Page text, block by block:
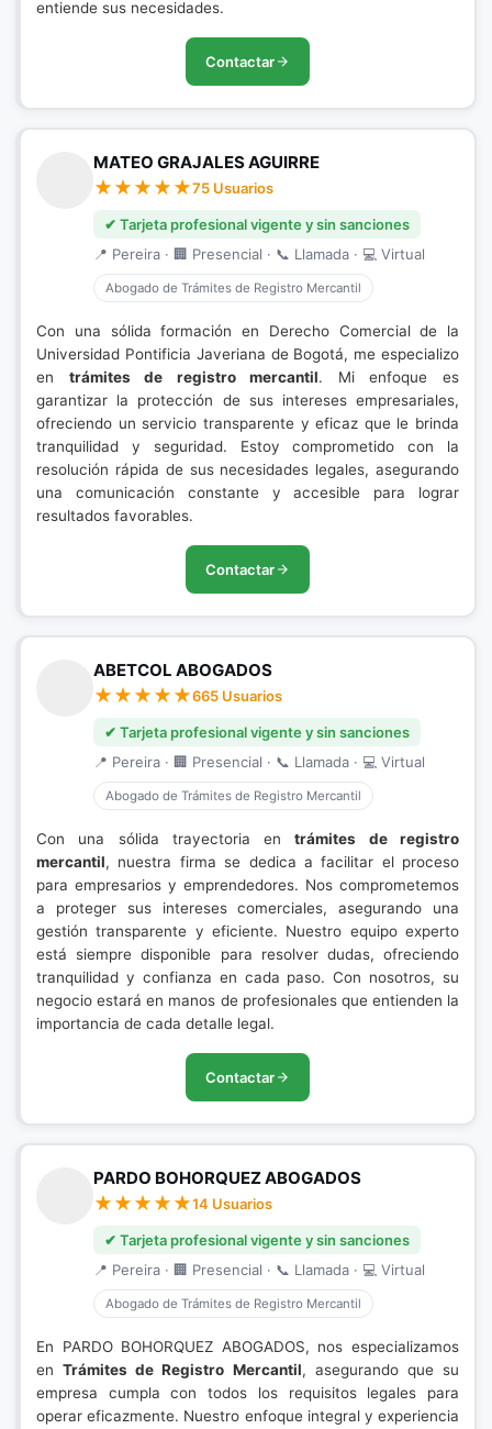
entiende sus necesidades.
Contactar
MATEO GRAJALES AGUIRRE
75 Usuarios
✔ Tarjeta profesional vigente y sin sanciones
📍 Pereira · 🏢 Presencial · 📞 Llamada · 💻 Virtual
Abogado de Trámites de Registro Mercantil
Con una sólida formación en Derecho Comercial de la
Universidad Pontificia Javeriana de Bogotá, me especializo
en trámites de registro mercantil. Mi enfoque es
garantizar la protección de sus intereses empresariales,
ofreciendo un servicio transparente y eficaz que le brinda
tranquilidad y seguridad. Estoy comprometido con la
resolución rápida de sus necesidades legales, asegurando
una comunicación constante y accesible para lograr
resultados favorables.
Contactar
ABETCOL ABOGADOS
665 Usuarios
✔ Tarjeta profesional vigente y sin sanciones
📍 Pereira · 🏢 Presencial · 📞 Llamada · 💻 Virtual
Abogado de Trámites de Registro Mercantil
Con una sólida trayectoria entrámites de registro
mercantil, nuestra firma se dedica a facilitar el proceso
para empresarios y emprendedores. Nos comprometemos
a proteger sus intereses comerciales, asegurando una
gestión transparente y eficiente. Nuestro equipo experto
está siempre disponible para resolver dudas, ofreciendo
tranquilidad y confianza en cada paso. Con nosotros, su
negocio estará en manos de profesionales que entienden la
importancia de cada detalle legal.
Contactar
PARDO BOHORQUEZ ABOGADOS
14 Usuarios
✔ Tarjeta profesional vigente y sin sanciones
📍 Pereira · 🏢 Presencial · 📞 Llamada · 💻 Virtual
Abogado de Trámites de Registro Mercantil
En PARDO BOHORQUEZ ABOGADOS, nos especializamos
enTrámites de Registro Mercantil, asegurando que su
empresa cumpla con todos los requisitos legales para
operar eficazmente. Nuestro enfoque integral y experiencia